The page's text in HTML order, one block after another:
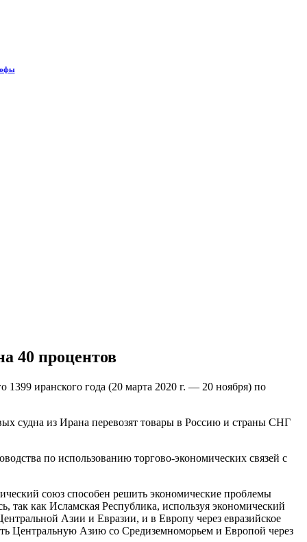
40 процентов
1399 иранского года (20 марта 2020 г. — 20 ноября) по
судна из Ирана перевозят товары в Россию и страны СНГ
по использованию торгово-экономических связей с
союз способен решить экономические проблемы
как Исламская Республика, используя экономический
Азии и Евразии, и в Европу через евразийское
Центральную Азию со Средиземноморьем и Европой через